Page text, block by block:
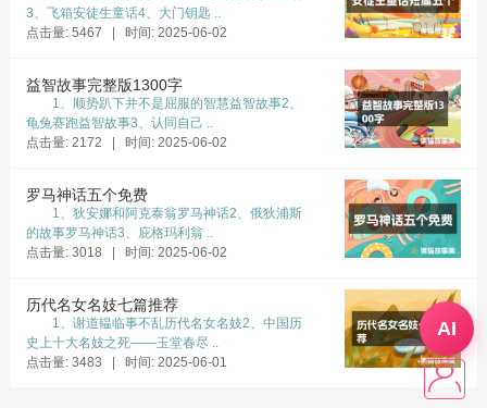
3、飞箱安徒生童话4、大门钥匙 ..
点击量: 5467 | 时间: 2025-06-02
益智故事完整版1300字
1、顺势趴下并不是屈服的智慧益智故事2、
龟兔赛跑益智故事3、认同自己 ..
点击量: 2172 | 时间: 2025-06-02
罗马神话五个免费
1、狄安娜和阿克泰翁罗马神话2、俄狄浦斯
的故事罗马神话3、庇格玛利翁 ..
点击量: 3018 | 时间: 2025-06-02
历代名女名妓七篇推荐
1、谢道韫临事不乱历代名女名妓2、中国历
史上十大名妓之死——玉堂春尽 ..
点击量: 3483 | 时间: 2025-06-01
AI